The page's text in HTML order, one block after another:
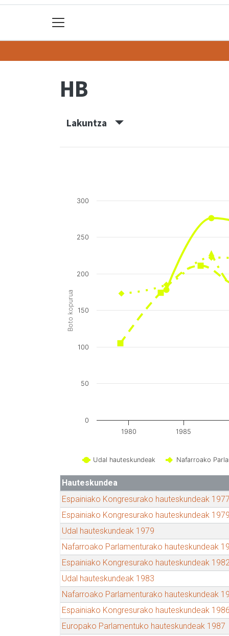
HB
Lakuntza
Boto kopurua
Udal hauteskundeak Nafarroako
1980 1985
0
50
100
150
200
250
300
Hauteskundea
Espainiako Kongresurako hauteskundeak 1977
Espainiako Kongresurako hauteskundeak 1979
Udal hauteskundeak 1979
Nafarroako Parlamenturako hauteskundeak
Espainiako Kongresurako hauteskundeak 1982
Udal hauteskundeak 1983
Nafarroako Parlamenturako hauteskundeak
Espainiako Kongresurako hauteskundeak 1986
Europako Parlamentuko hauteskundeak 1987